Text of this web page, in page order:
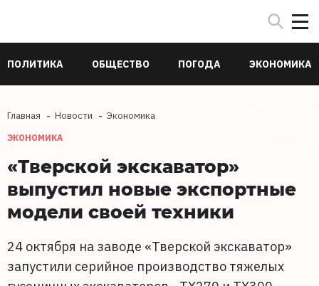
ПОЛИТИКА ОБЩЕСТВО ПОГОДА ЭКОНОМИКА
Главная Новости Экономика
ЭКОНОМИКА
«Тверской экскаватор»
выпустил новые экспортные
модели своей техники
24 октября на заводе «Тверской экскаватор»
запустили серийное производство тяжелых